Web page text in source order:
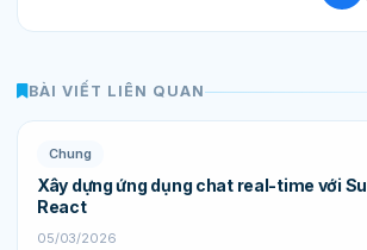
BÀI VIẾT LIÊN QUAN
Chung
Xây dựng ứng dụng chat real-time với
React
05/03/2026